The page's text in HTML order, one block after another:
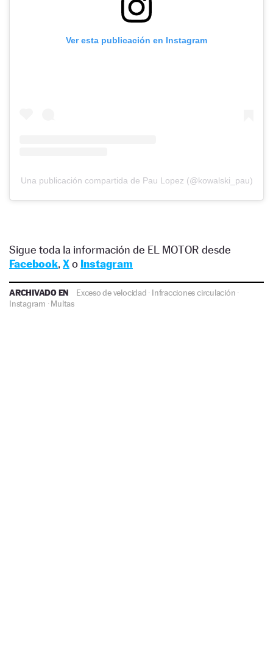
Ver esta publicación en Instagram
Una publicación compartida de Pau Lopez (@kowalski_pau)
Sigue toda la información de EL MOTOR desde
Facebook, Xo Instagram
ARCHIVADO EN Exceso de velocidad · Infracciones circulación ·
Instagram ·Multas